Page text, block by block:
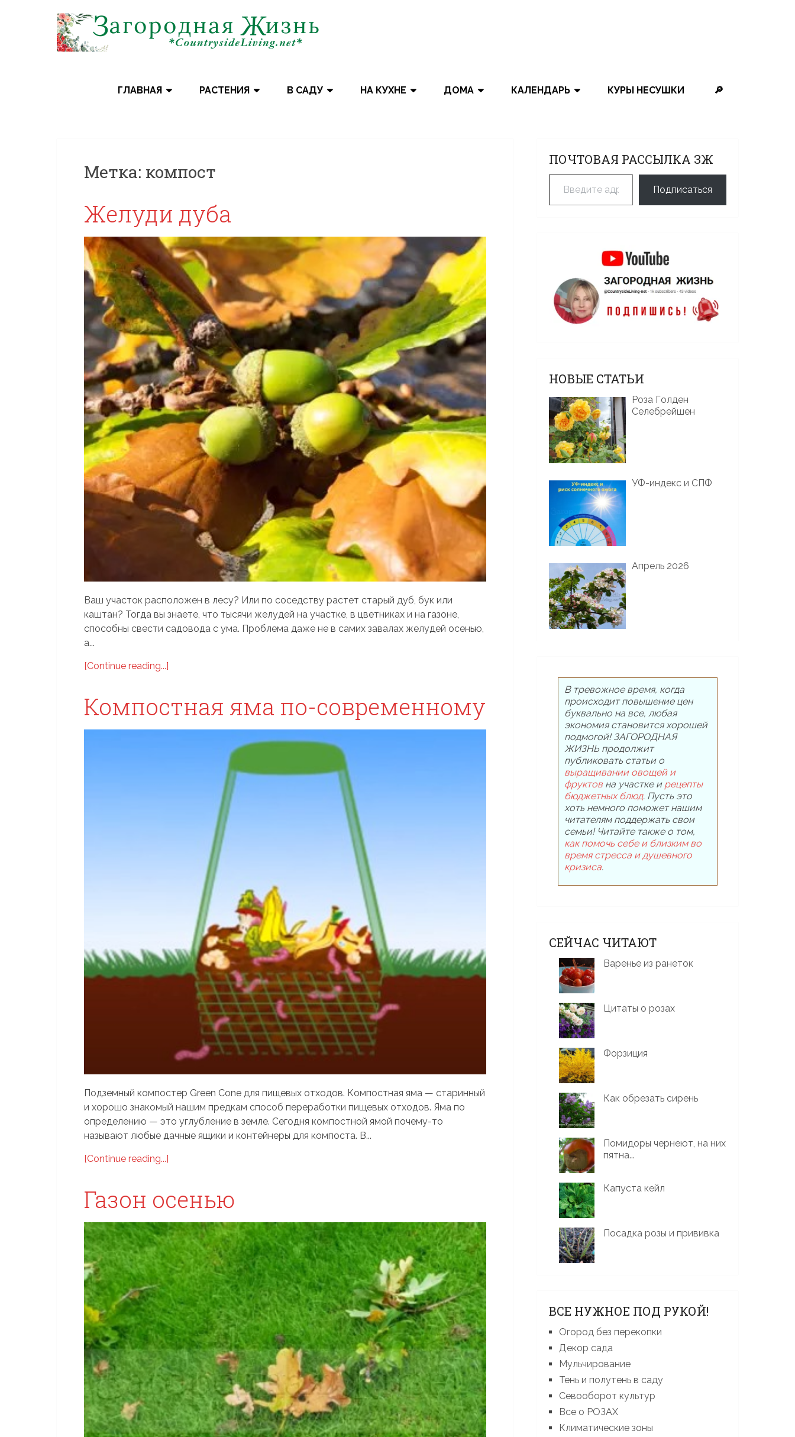
ГЛАВНАЯ РАСТЕНИЯ В САДУ НА КУХНЕ ДОМА КАЛЕНДАРЬ КУРЫ НЕСУШКИ 🔎
Метка: компост
Желуди дуба
Ваш участок расположен в лесу? Или по соседству растет старый дуб, бук или
каштан? Тогда вы знаете, что тысячи желудей на участке, в цветниках и на газоне,
способны свести садовода с ума. Проблема даже не в самих завалах желудей осенью,
а...
[Continue reading...]
Компостная яма по-современному
Подземный компостер Green Cone для пищевых отходов. Компостная яма — старинный
и хорошо знакомый нашим предкам способ переработки пищевых отходов. Яма по
определению — это углубление в земле. Сегодня компостной ямой почему-то
называют любые дачные ящики и контейнеры для компоста. В...
[Continue reading...]
Газон осенью
ПОЧТОВАЯ РАССЫЛКА ЗЖ
Введите адрес электронной почты…
Подписаться
НОВЫЕ СТАТЬИ
Роза Голден
Селебрейшен
УФ-индекс и СПФ
Апрель 2026
В тревожное время, когда
происходит повышение цен
буквально на все, любая
экономия становится хорошей
подмогой! ЗАГОРОДНАЯ
ЖИЗНЬ продолжит
публиковать статьи о
выращивании овощей и
фруктов на участке и рецепты
бюджетных блюд. Пусть это
хоть немного поможет нашим
читателям поддержать свои
семьи! Читайте также о том,
как помочь себе и близким во
время стресса и душевного
кризиса.
СЕЙЧАС ЧИТАЮТ
Варенье из ранеток
Цитаты о розах
Форзиция
Как обрезать сирень
Помидоры чернеют, на них
пятна...
Капуста кейл
Посадка розы и прививка
ВСЕ НУЖНОЕ ПОД РУКОЙ!
Огород без перекопки
Декор сада
Мульчирование
Тень и полутень в саду
Севооборот культур
Все о РОЗАХ
Климатические зоны